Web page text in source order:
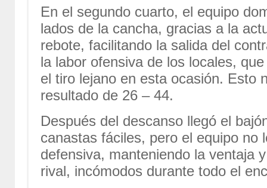
En el segundo cuarto, el equipo
lados de la cancha, gracias a la
rebote, facilitando la salida del
la labor ofensiva de los locales,
el tiro lejano en esta ocasión. Esto
resultado de 26 – 44.
Después del descanso llegó el
canastas fáciles, pero el equipo no
defensiva, manteniendo la ventaja
rival, incómodos durante todo el